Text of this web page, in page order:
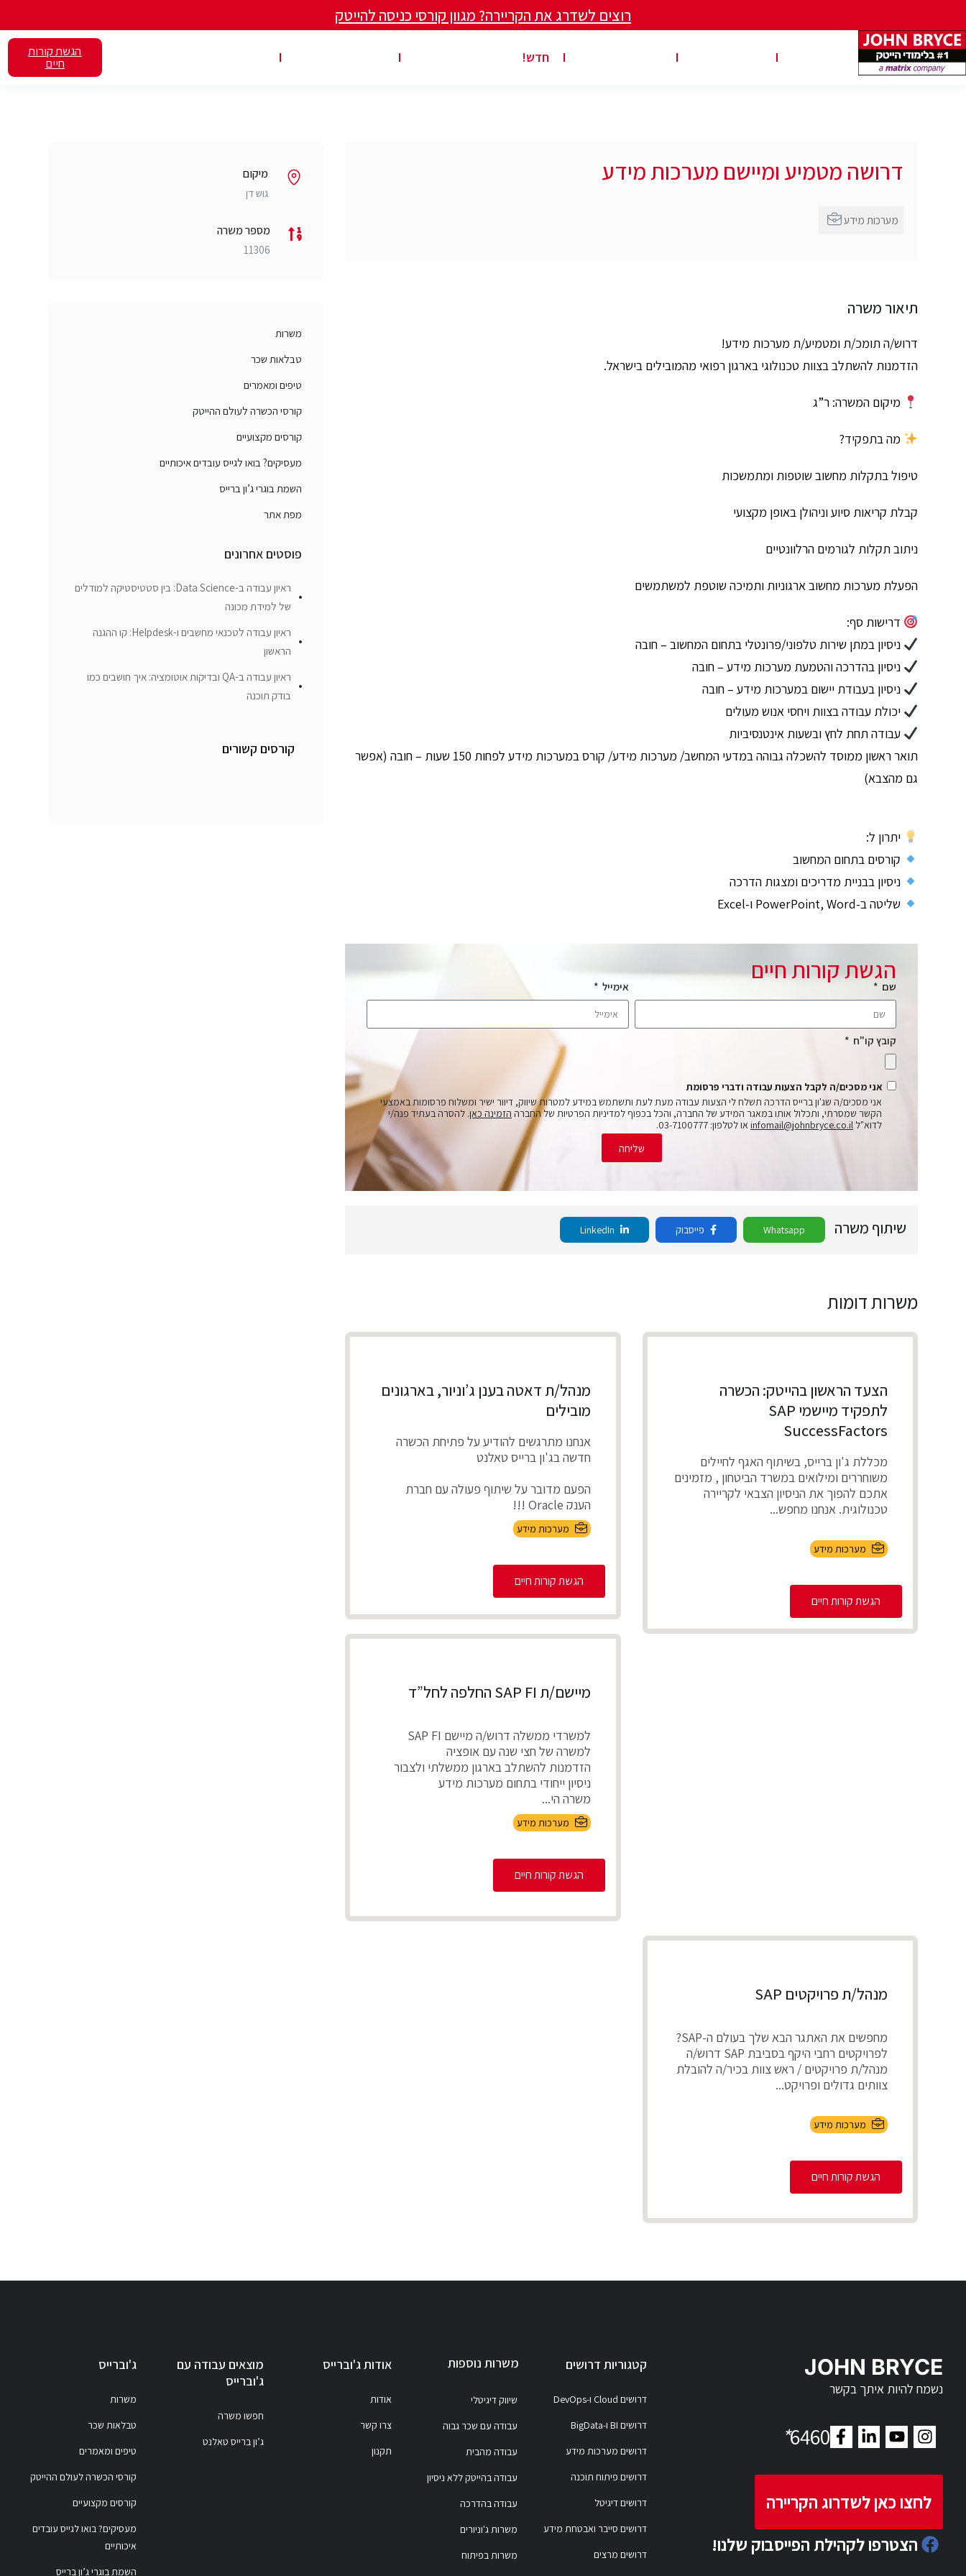
רוצים לשדרג את הקריירה? מגוון קורסי כניסה להייטק
חדש! הגשת קורות
חיים
דרושה מטמיע ומיישם מערכות מידע
תיאור משרה
דרוש/ה תומכ/ת ומטמיע/ת מערכות מידע!
הזדמנות להשתלב בצוות טכנולוגי בארגון רפואי מהמובילים בישראל.
מיקום המשרה: ר”ג
מה בתפקיד?
טיפול בתקלות מחשוב שוטפות ומתמשכות
קבלת קריאות סיוע וניהולן באופן מקצועי
ניתוב תקלות לגורמים הרלוונטיים
הפעלת מערכות מחשוב ארגוניות ותמיכה שוטפת למשתמשים
דרישות סף:
ניסיון במתן שירות טלפוני/פרונטלי בתחום המחשוב – חובה
ניסיון בהדרכה והטמעת מערכות מידע – חובה
ניסיון בעבודת יישום במערכות מידע – חובה
יכולת עבודה בצוות ויחסי אנוש מעולים
עבודה תחת לחץ ובשעות אינטנסיביות
תואר ראשון ממוסד להשכלה גבוהה במדעי המחשב/ מערכות מידע/ קורס במערכות מידע לפחות 150 שעות – חובה (אפשר
גם מהצבא)
יתרון ל:
קורסים בתחום המחשוב
ניסיון בבניית מדריכים ומצגות הדרכה
שליטה ב-PowerPoint, Word ו-Excel
הגשת קורות חיים
שם אימייל
קובץ קו"ח
אני מסכים/ה לקבל הצעות עבודה ודברי פרסומת
אני מסכים/ה שג'ון ברייס הדרכה תשלח לי הצעות עבודה מעת לעת ותשתמש במידע למטרות שיווק, דיוור ישיר ומשלוח פרסומות באמצעי
הקשר שמסרתי, ותכלול אותו במאגר המידע של החברה, והכל בכפוף למדיניות הפרטיות של החברה הזמינה כאן. להסרה בעתיד פנה/י
לדוא"ל infomail@johnbryce.co.il או לטלפון: 03-7100777.
שליחה
שיתוף משרה Whatsapp פייסבוק
משרות דומות
הצעד הראשון בהייטק: הכשרה
לתפקיד מיישמי SAP
SuccessFactors
מכללת ג'ון ברייס, בשיתוף האגף לחיילים
משוחררים ומילואים במשרד הביטחון , מזמינים
אתכם להפוך את הניסיון הצבאי לקריירה
טכנולוגית. אנחנו מחפש...
מערכות מידע
הגשת קורות חיים
מנהל/ת דאטה בענן ג’וניור, בארגונים
מובילים
אנחנו מתרגשים להודיע על פתיחת הכשרה
חדשה בג'ון ברייס טאלנט
הפעם מדובר על שיתוף פעולה עם חברת
הענק Oracle !!!
תפרנו עבורכם סילבוס הכו...
מערכות מידע
הגשת קורות חיים
מיישם/ת SAP FI החלפה לחל”ד
למשרדי ממשלה דרוש/ה מיישם SAP FI
למשרה של חצי שנה עם אופציה
הזדמנות להשתלב בארגון ממשלתי ולצבור
ניסיון ייחודי בתחום מערכות מידע
משרה הי...
מערכות מידע
הגשת קורות חיים
מנהל/ת פרויקטים SAP
מחפשים את האתגר הבא שלך בעולם ה-SAP?
לפרויקטים רחבי היקף בסביבת SAP דרוש/ה
מנהל/ת פרויקטים / ראש צוות בכיר/ה להובלת
צוותים גדולים ופרויקט...
מערכות מידע
הגשת קורות חיים
מיקום
גוש דן
מספר משרה
11306
משרות
טבלאות שכר
טיפים ומאמרים
קורסי הכשרה לעולם ההייטק
קורסים מקצועיים
מעסיקים? בואו לגייס עובדים איכותיים
השמת בוגרי ג’ון ברייס
מפת אתר
פוסטים אחרונים
ראיון עבודה ב-Data Science: בין סטטיסטיקה למודלים
של למידת מכונה
ראיון עבודה לטכנאי מחשבים ו-Helpdesk: קו ההגנה
הראשון
ראיון עבודה ב-QA ובדיקות אוטומציה: איך חושבים כמו
בודק תוכנה
קורסים קשורים
JOHN BRYCE
נשמח להיות איתך בקשר
6460
*
לחצו כאן לשדרוג הקריירה
הצטרפו לקהילת הפייסבוק שלנו!
קטגוריות דרושים
דרושים Cloud ו-DevOps
דרושים BI ו-BigData
דרושים מערכות מידע
דרושים פיתוח תוכנה
דרושים דיגיטל
דרושים סייבר ואבטחת מידע
דרושים מרצים
משרות נוספות
שיווק דיגיטלי
עבודה עם שכר גבוה
עבודה מהבית
עבודה בהייטק ללא ניסיון
עבודה בהדרכה
משרות ג'וניורים
משרות בפיתוח
אודות ג'וברייס
אודות
צרו קשר
תקנון
מוצאים עבודה עם
ג'וברייס
חפשו משרה
ג’ון ברייס טאלנט
ג'וברייס
משרות
טבלאות שכר
טיפים ומאמרים
קורסי הכשרה לעולם ההייטק
קורסים מקצועיים
מעסיקים? בואו לגייס עובדים
איכותיים
השמת בוגרי ג’ון ברייס